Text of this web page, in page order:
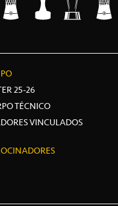
25-26
TÉCNICO
VINCULADOS